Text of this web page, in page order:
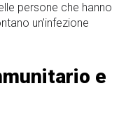
persone che hanno
un’infezione
e